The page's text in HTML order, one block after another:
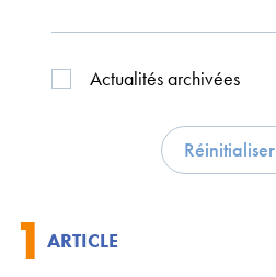
Actualités archivées
Réinitialiser
1 ARTICLE